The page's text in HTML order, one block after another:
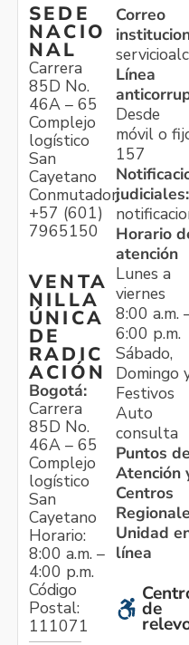
SEDE
NACIO
NAL
Carrera
85D No.
46A – 65
Complejo
logístico
San
Cayetano
Conmutador:
+57 (601)
7965150
VENTA
NILLA
ÚNICA
DE
RADIC
ACIÓN
Bogotá:
Carrera
85D No.
46A – 65
Complejo
logístico
San
Cayetano
Horario:
8:00 a.m. –
4:00 p.m.
Código
Postal:
111071
Correo
Línea
Desde
móvil o
157
judiciales:
Horario
atención
Lunes a
viernes
8:00 a.m.
6:00 p.m.
Sábado,
Domingo
Festivos
Auto
consulta
Puntos de
Atención
Centros
Unidad
línea
de